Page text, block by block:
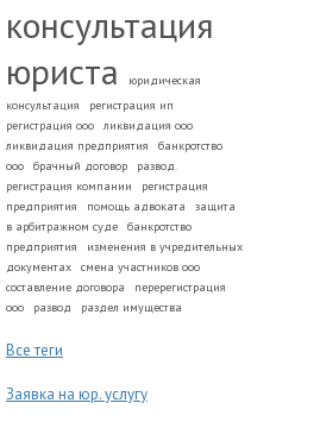
консультация
юриста
юридическая
консультация
регистрация ип
регистрация ооо
ликвидация ооо
ликвидация предприятия
банкротство
ооо
брачный договор
развод.
регистрация компании
регистрация
предприятия
помощь адвоката
защита
в арбитражном суде
банкротство
предприятия
изменения в учредительных
документах
смена участников ооо
составление договора
перерегистрация
ооо
развод раздел имущества
Все теги
Заявка на юр. услугу